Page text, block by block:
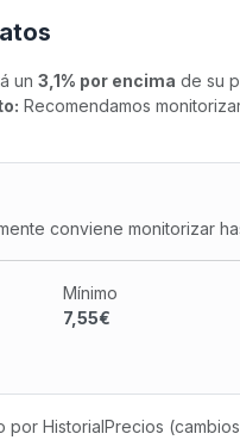
un 3,1% por encima de su
Recomendamos
conviene monitorizar
Mínimo
7,55€
por HistorialPrecios